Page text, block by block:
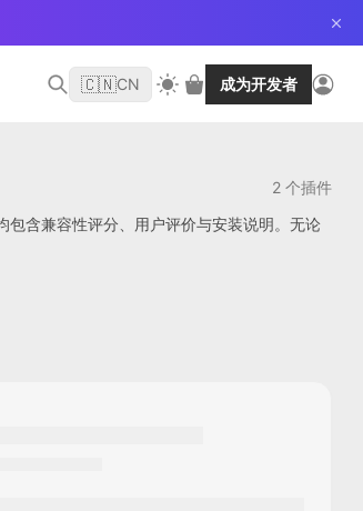
🇨🇳CN 成为开发者
2 个插件
含兼容性评分、用户评价与安装说明。无论